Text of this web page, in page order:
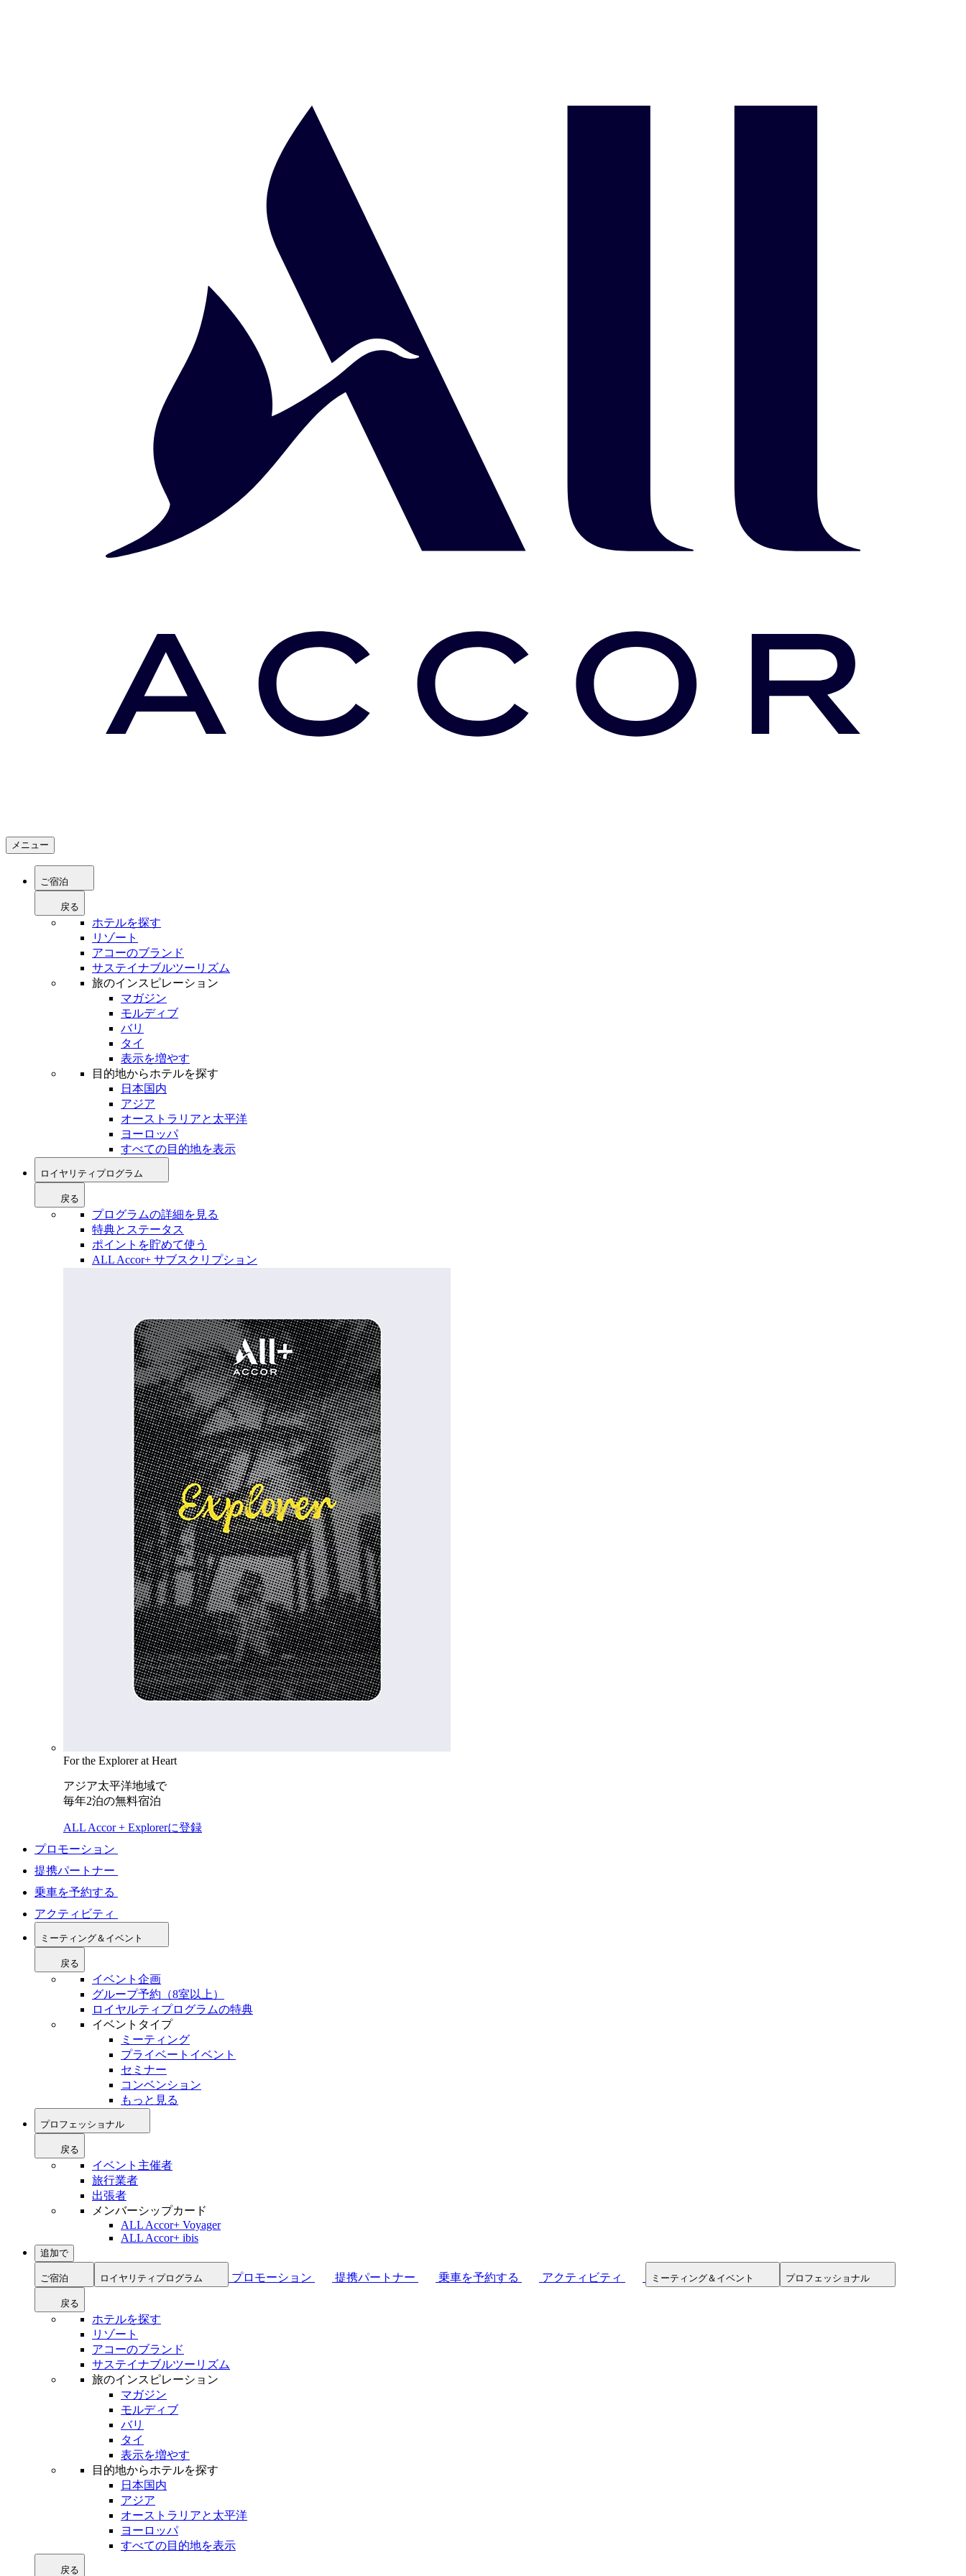
メニュー
ご宿泊
戻る
ホテルを探す
リゾート
アコーのブランド
サステイナブルツーリズム
旅のインスピレーション
マガジン
モルディブ
バリ
タイ
表示を増やす
目的地からホテルを探す
日本国内
アジア
オーストラリアと太平洋
ヨーロッパ
すべての目的地を表示
ロイヤリティプログラム
戻る
プログラムの詳細を見る
特典とステータス
ポイントを貯めて使う
ALL Accor+ サブスクリプション
For the Explorer at Heart
アジア太平洋地域で
毎年2泊の無料宿泊
ALL Accor + Explorerに登録
プロモーション
提携パートナー
乗車を予約する
アクティビティ
ミーティング＆イベント
戻る
イベント企画
グループ予約（8室以上）
ロイヤルティプログラムの特典
イベントタイプ
ミーティング
プライベートイベント
セミナー
コンベンション
もっと見る
プロフェッショナル
戻る
イベント主催者
旅行業者
出張者
メンバーシップカード
ALL Accor+ Voyager
ALL Accor+ ibis
追加で
ご宿泊 ロイヤリティプログラム プロモーション 提携パートナー 乗車を予約する アクティビティ ミーティング＆イベント プロフェッショナル
戻る
ホテルを探す
リゾート
アコーのブランド
サステイナブルツーリズム
旅のインスピレーション
マガジン
モルディブ
バリ
タイ
表示を増やす
目的地からホテルを探す
日本国内
アジア
オーストラリアと太平洋
ヨーロッパ
すべての目的地を表示
戻る